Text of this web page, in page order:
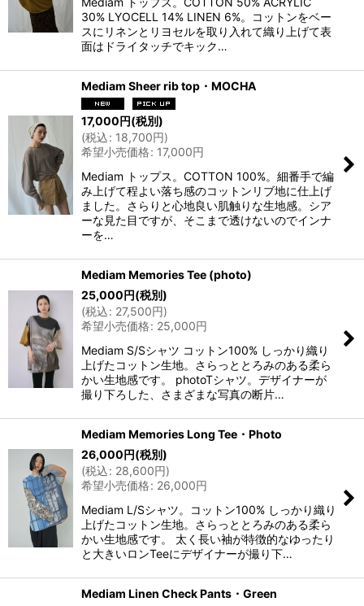
30% LYOCELL 14% LINEN 6%。コットンをベー
スにリネンとリヨセルを取り入れて織り上げて表
面はドライタッチでキック…
Mediam Sheer rib top・MOCHA
17,000円(税別)
(税込: 18,700円)
希望小売価格: 17,000円
Mediam トップス。COTTON 100%。細番手で編
み上げて程よい落ち感のコットンリブ地に仕上げ
ました。さらりと心地良い肌触りな生地感。シア
ーな見た目ですが、そこまで透けないのでインナ
ーを…
Mediam Memories Tee (photo)
25,000円(税別)
(税込: 27,500円)
希望小売価格: 25,000円
Mediam S/Sシャツ コットン100% しっかり織り
上げたコットン生地。さらっととろみのある柔ら
かい生地感です。 photoTシャツ。デザイナーが
撮り下ろした、さまざまな写真の断片…
Mediam Memories Long Tee・Photo
26,000円(税別)
(税込: 28,600円)
希望小売価格: 26,000円
Mediam L/Sシャツ。コットン100% しっかり織り
上げたコットン生地。さらっととろみのある柔ら
かい生地感です。 太く長い袖が特徴的なゆったり
と大きいロンTeeにデザイナーが撮り下…
Mediam Linen Check Pants・Green